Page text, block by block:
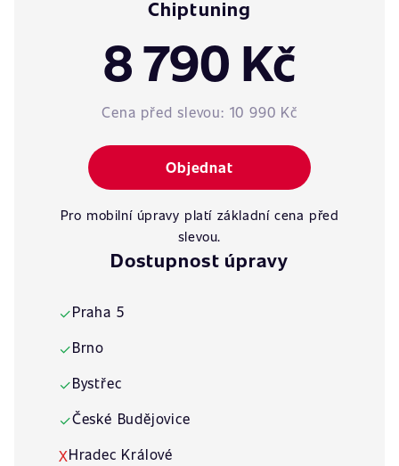
Chiptuning
8 790 Kč
Cena před slevou: 10 990 Kč
Objednat
Pro mobilní úpravy platí základní cena před
slevou.
Dostupnost úpravy
✓Praha 5
✓Brno
✓Bystřec
✓České Budějovice
XHradec Králové